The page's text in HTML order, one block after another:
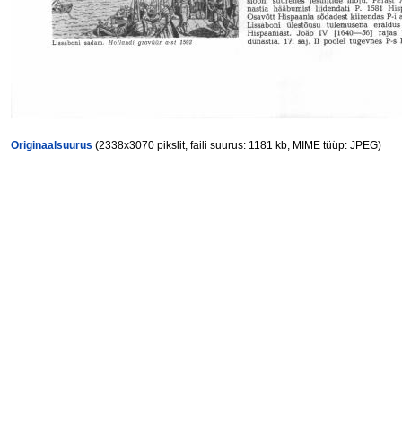
Originaalsuurus (2338x3070 pikslit, faili suurus: 1181 kb, MIME tüüp: JPEG)